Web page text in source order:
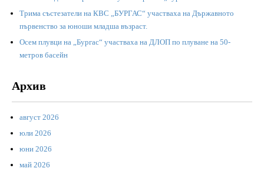
Трима състезатели на КВС „БУРГАС“ участваха на Държавното
първенство за юноши младша възраст.
Осем плувци на „Бургас“ участваха на ДЛОП по плуване на 50-
метров басейн
Архив
август 2026
юли 2026
юни 2026
май 2026